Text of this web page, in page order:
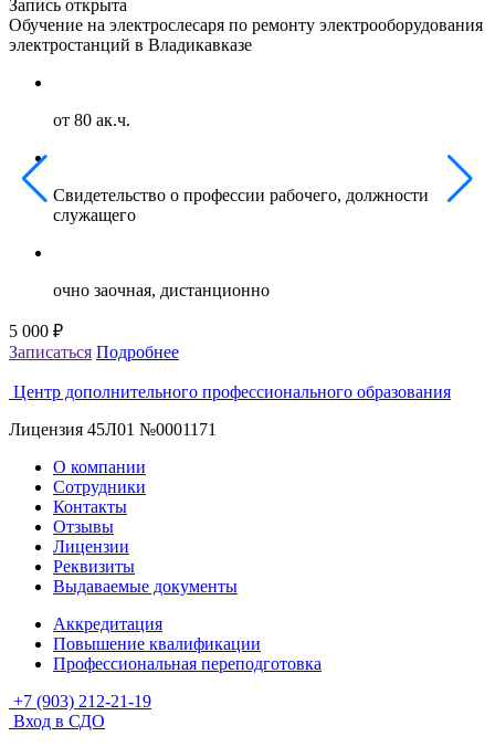
Запись открыта
Обучение на электрослесаря по ремонту электрооборудования
электростанций в Владикавказе
от 80 ак.ч.
Свидетельство о профессии рабочего, должности
служащего
очно заочная, дистанционно
5 000 ₽
Записаться Подробнее
Центр дополнительного профессионального образования
Лицензия 45Л01 №0001171
О компании
Сотрудники
Контакты
Отзывы
Лицензии
Реквизиты
Выдаваемые документы
Аккредитация
Повышение квалификации
Профессиональная переподготовка
+7 (903) 212-21-19
Вход в СДО